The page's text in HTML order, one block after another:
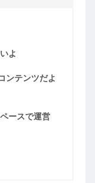
よ
ンテンツだよ
ースで運営